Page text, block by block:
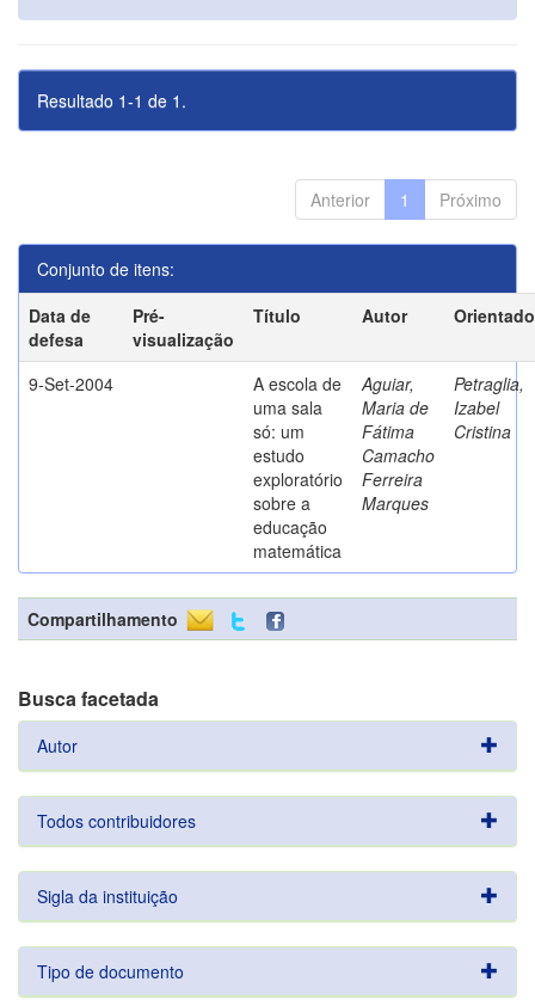
Resultado 1-1 de 1.
Anterior 1 Próximo
Conjunto de itens:
Data de
defesa
Pré-
visualização
Título Autor
9-Set-2004
A escola de
uma sala
só: um
estudo
exploratório
sobre a
educação
matemática
Aguiar,
Maria de
Fátima
Camacho
Ferreira
Marques
Petraglia,
Izabel
Cristina
Compartilhamento
Busca facetada
Autor
Todos contribuidores
Sigla da instituição
Tipo de documento